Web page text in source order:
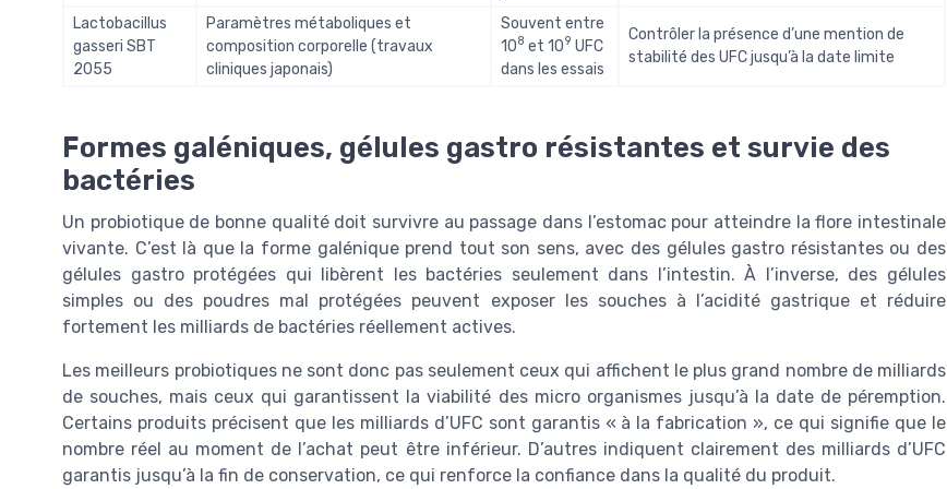
Lactobacillus
gasseri SBT
2055
Paramètres métaboliques et
composition corporelle (travaux
cliniques japonais)
Souvent entre
108 et 109 UFC
dans les essais
Contrôler la présence d’une mention de
stabilité des UFC jusqu’à la date limite
Formes galéniques, gélules gastro résistantes et survie des
bactéries
Un probiotique de bonne qualité doit survivre au passage dans l’estomac pour atteindre la flore intestinale
vivante. C’est là que la forme galénique prend tout son sens, avec des gélules gastro résistantes ou des
gélules gastro protégées qui libèrent les bactéries seulement dans l’intestin. À l’inverse, des gélules
simples ou des poudres mal protégées peuvent exposer les souches à l’acidité gastrique et réduire
fortement les milliards de bactéries réellement actives.
Les meilleurs probiotiques ne sont donc pas seulement ceux qui affichent le plus grand nombre de milliards
de souches, mais ceux qui garantissent la viabilité des micro organismes jusqu’à la date de péremption.
Certains produits précisent que les milliards d’UFC sont garantis « à la fabrication », ce qui signifie que le
nombre réel au moment de l’achat peut être inférieur. D’autres indiquent clairement des milliards d’UFC
garantis jusqu’à la fin de conservation, ce qui renforce la confiance dans la qualité du produit.